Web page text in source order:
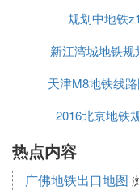
完成主体结构建设
2018年1月2日起
时刻表，调整行
2018年9月22日
线。同日，宁波全
『伍』 宁波地
地铁线吗
规划中地铁
新江湾城地铁规
线
天津M8地铁线
2016北京地铁
热点内容
广佛地铁出口地图